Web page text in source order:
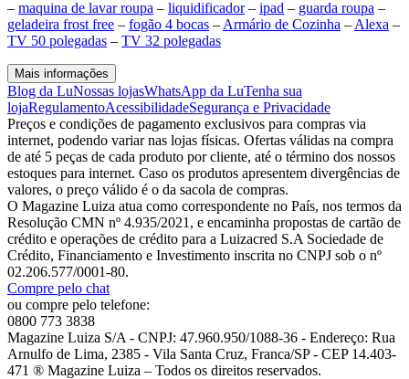
– maquina de lavar roupa – liquidificador– ipad – guarda roupa –
geladeira frost free – fogão 4 bocas – Armário de Cozinha – Alexa –
TV 50 polegadas – TV 32 polegadas
Mais informações
Blog da LuNossas lojasWhatsApp da LuTenha sua
lojaRegulamentoAcessibilidadeSegurança e Privacidade
Preços e condições de pagamento exclusivos para compras via
internet, podendo variar nas lojas físicas. Ofertas válidas na compra
de até 5 peças de cada produto por cliente, até o término dos nossos
estoques para internet. Caso os produtos apresentem divergências de
valores, o preço válido é o da sacola de compras.
O Magazine Luiza atua como correspondente no País, nos termos da
Resolução CMN nº 4.935/2021, e encaminha propostas de cartão de
crédito e operações de crédito para a Luizacred S.A Sociedade de
Crédito, Financiamento e Investimento inscrita no CNPJ sob o nº
02.206.577/0001-80.
Compre pelo chat
ou compre pelo telefone:
0800 773 3838
Magazine Luiza S/A - CNPJ: 47.960.950/1088-36 - Endereço: Rua
Arnulfo de Lima, 2385 - Vila Santa Cruz, Franca/SP - CEP 14.403-
471 ® Magazine Luiza – Todos os direitos reservados.